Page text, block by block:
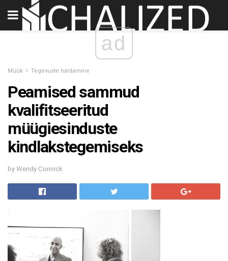
ad
Müük Tegevuste haldamine
Peamised sammud
kvalifitseeritud
müügiesinduste
kindlakstegemiseks
by Wendy Connick